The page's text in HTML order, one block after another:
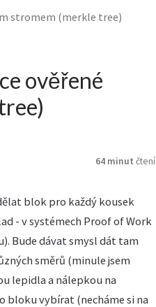
stromem (merkle tree)
ověřené
64 minut čtení
blok pro každý kousek
- v systémech Proof of Work
Bude dávat smysl dát tam
směrů (minule jsem
lepidla a nálepkou na
bloku vybírat (necháme si na